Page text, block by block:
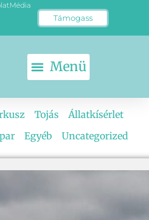
Média
Támogass
Tojás
Állatkísérlet
Egyéb Uncategorized